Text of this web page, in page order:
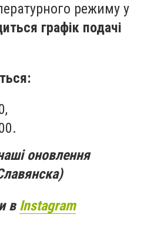
режиму у
графік подачі
оновлення
в Instagram